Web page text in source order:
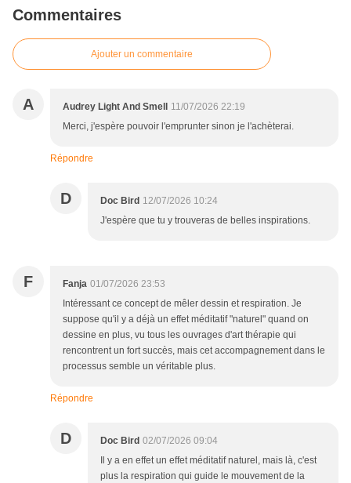
Commentaires
Ajouter un commentaire
A Audrey Light And Smell
11/07/2026 22:19
Merci, j'espère pouvoir l'emprunter sinon je l'achèterai.
Répondre
D Doc Bird 12/07/2026 10:24
J'espère que tu y trouveras de belles inspirations.
F Fanja 01/07/2026 23:53
Intéressant ce concept de mêler dessin et respiration. Je
suppose qu'il y a déjà un effet méditatif "naturel" quand on
dessine en plus, vu tous les ouvrages d'art thérapie qui
rencontrent un fort succès, mais cet accompagnement dans le
processus semble un véritable plus.
Répondre
D Doc Bird 02/07/2026 09:04
Il y a en effet un effet méditatif naturel, mais là, c'est
plus la respiration qui guide le mouvement de la